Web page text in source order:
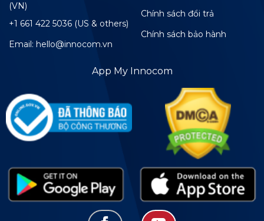
(VN)
+1 661 422 5036 (US & others)
Email: hello@innocom.vn
Chính sách đổi trả
Chính sách bảo hành
App My Innocom